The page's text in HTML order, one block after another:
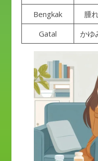
Bengkak
腫
Gatal
かゆ